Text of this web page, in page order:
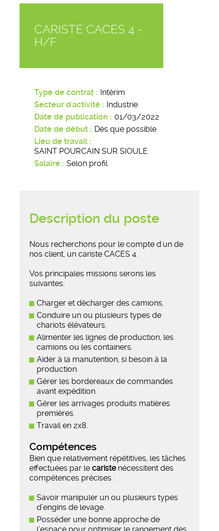
CARISTE CACES 4 -
H/F
Type de contrat
Intérim
Secteur d'activité
Industrie
Date de publication
01/03/2022
Date de début
Dès que possible
Lieu de travail
SAINT POURCAIN SUR SIOULE
Salaire
Selon profil
Description du poste
Nous recherchons pour le compte d'un de
nos client, un cariste CACES 4.
Vos principales missions serons les
suivantes:
Charger et décharger des camions.
Conduire un ou plusieurs types de
chariots élévateurs.
Alimenter les lignes de production, les
camions ou les containers.
Aider à la manutention, si besoin à la
production.
Gérer les bordereaux de commandes
avant expédition.
Gérer les arrivages produits matières
premières.
Travail en 2x8.
Compétences
Bien que relativement répétitives, les tâches
effectuées par le caristenécessitent des
compétences précises :
Savoir manipuler un ou plusieurs types
d’engins de levage.
Posséder une bonne approche de
l’espace pour optimiser le rangement des